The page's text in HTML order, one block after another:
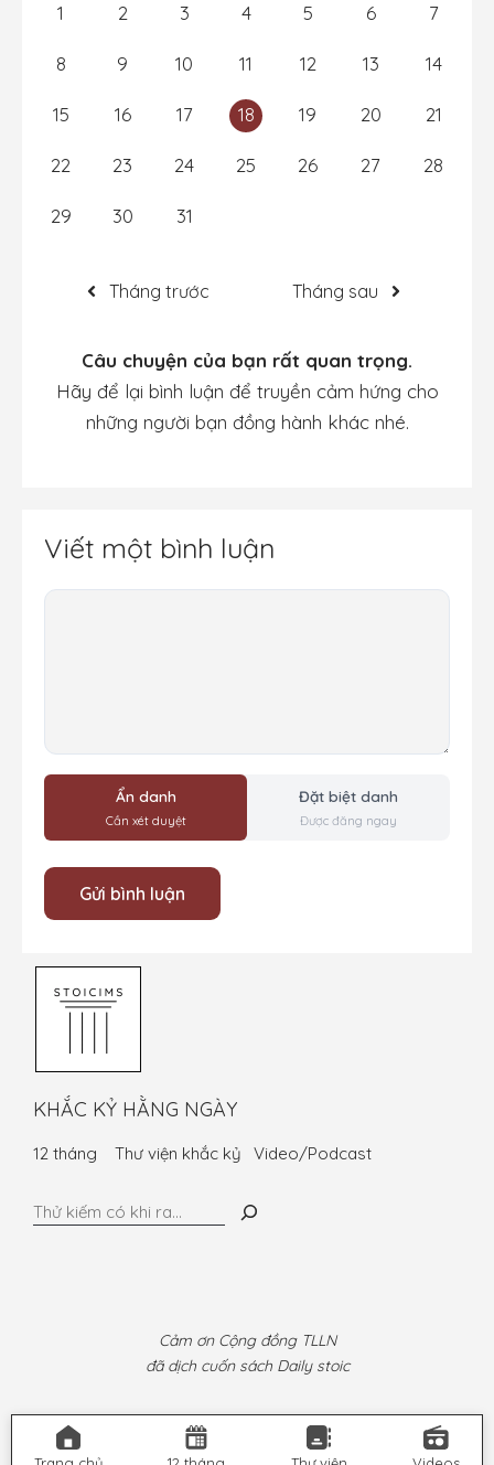
1 2 3 4 5 6 7
8 9 10 11 12 13 14
15 16 17 18 19 20 21
22 23 24 25 26 27 28
29 30 31
Tháng trước Tháng sau
Câu chuyện của bạn rất quan trọng.
Hãy để lại bình luận để truyền cảm hứng cho
những người bạn đồng hành khác nhé.
Viết một bình luận
Bình
Ẩn danh
Cần xét duyệt
Đặt biệt danh
Được đăng ngay
KHẮC KỶ HẰNG NGÀY
12 tháng Thư viện khắc kỷ Video/Podcast
Tìm
Cảm ơn Cộng đồng TLLN
đã dịch cuốn sách Daily stoic